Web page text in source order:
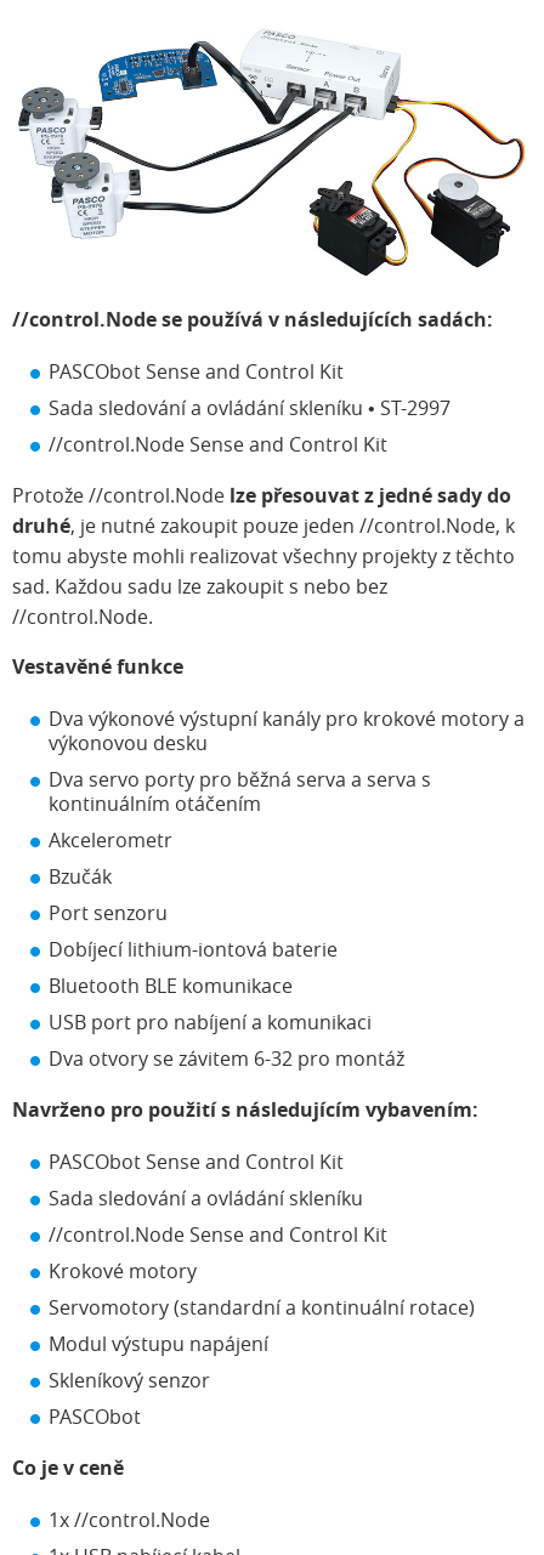
//control.Node se používá v následujících sadách:
PASCObot Sense and Control Kit
Sada sledování a ovládání skleníku • ST-2997
//control.Node Sense and Control Kit
Protože //control.Node lze přesouvat z jedné sady do
druhé, je nutné zakoupit pouze jeden //control.Node, k
tomu abyste mohli realizovat všechny projekty z těchto
sad. Každou sadu lze zakoupit s nebo bez
//control.Node.
Vestavěné funkce
Dva výkonové výstupní kanály pro krokové motory a
výkonovou desku
Dva servo porty pro běžná serva a serva s
kontinuálním otáčením
Akcelerometr
Bzučák
Port senzoru
Dobíjecí lithium-iontová baterie
Bluetooth BLE komunikace
USB port pro nabíjení a komunikaci
Dva otvory se závitem 6-32 pro montáž
Navrženo pro použití s následujícím vybavením:
PASCObot Sense and Control Kit
Sada sledování a ovládání skleníku
//control.Node Sense and Control Kit
Krokové motory
Servomotory (standardní a kontinuální rotace)
Modul výstupu napájení
Skleníkový senzor
PASCObot
Co je v ceně
1x //control.Node